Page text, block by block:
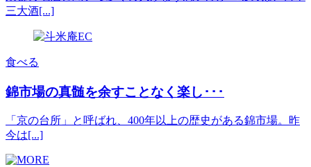
三大酒[...]
食べる
錦市場の真髄を余すことなく楽し･･･
「京の台所」と呼ばれ、400年以上の歴史がある錦市場。昨
今は[...]